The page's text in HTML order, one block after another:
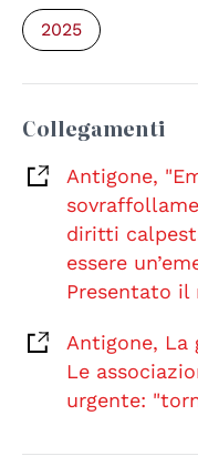
2025
Collegamenti
Antigone,
diritti
essere
Presentato il
Antigone,
Le
urgente: